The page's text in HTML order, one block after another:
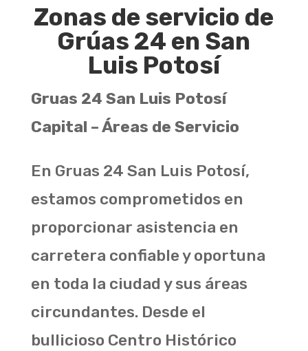
Zonas de servicio de
Grúas 24 en San
Luis Potosí
Gruas 24 San Luis Potosí
Capital – Áreas de Servicio
En Gruas 24 San Luis Potosí,
estamos comprometidos en
proporcionar asistencia en
carretera confiable y oportuna
en toda la ciudad y sus áreas
circundantes. Desde el
bullicioso Centro Histórico